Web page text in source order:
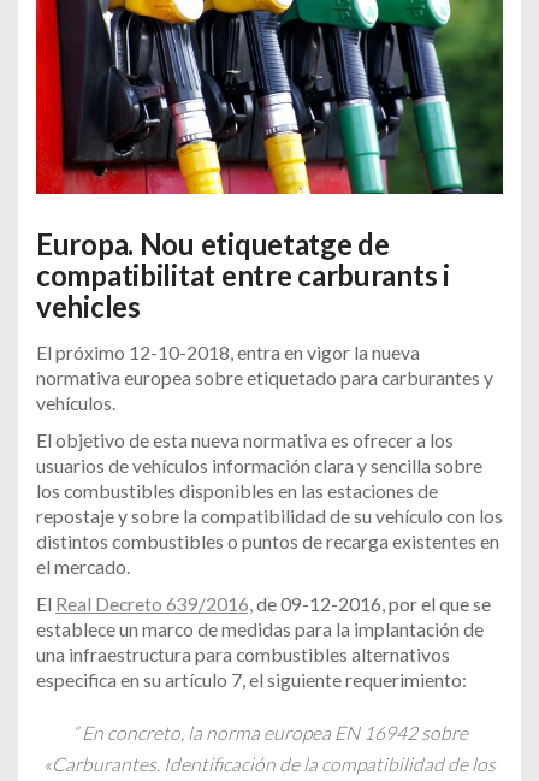
Europa. Nou etiquetatge de
compatibilitat entre carburants i
vehicles
El próximo 12-10-2018, entra en vigor la nueva
normativa europea sobre etiquetado para carburantes y
vehículos.
El objetivo de esta nueva normativa es ofrecer a los
usuarios de vehículos información clara y sencilla sobre
los combustibles disponibles en las estaciones de
repostaje y sobre la compatibilidad de su vehículo con los
distintos combustibles o puntos de recarga existentes en
el mercado.
El Real Decreto 639/2016, de 09-12-2016, por el que se
establece un marco de medidas para la implantación de
una infraestructura para combustibles alternativos
especifica en su artículo 7, el siguiente requerimiento:
“ En concreto, la norma europea EN 16942 sobre
«Carburantes. Identificación de la compatibilidad de los